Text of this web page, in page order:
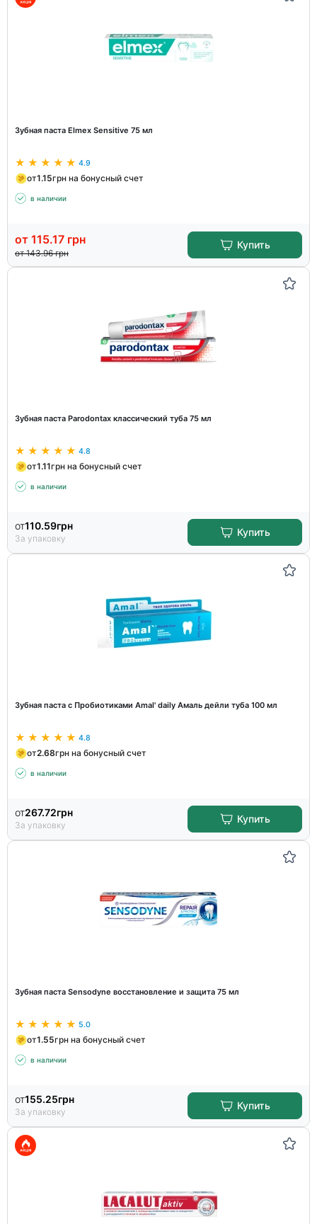
Зубная паста Elmex Sensitive 75 мл
4.9
от1.15грн на бонусный счет
в наличии
от 115.17 грн
от 143.96грн
Купить
Зубная паста Parodontax классический туба 75 мл
4.8
от1.11грн на бонусный счет
в наличии
от110.59грн
За упаковку
Купить
Зубная паста с Пробиотиками Amal' daily Амаль дейли туба 100 мл
4.8
от2.68грн на бонусный счет
в наличии
от267.72грн
За упаковку
Купить
Зубная паста Sensodyne восстановление и защита 75 мл
5.0
от1.55грн на бонусный счет
в наличии
от155.25грн
За упаковку
Купить